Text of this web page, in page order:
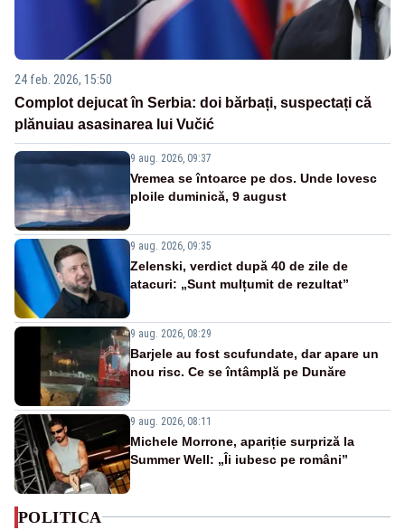
24 feb. 2026, 15:50
Complot dejucat în Serbia: doi bărbați, suspectați că
plănuiau asasinarea lui Vučić
9 aug. 2026, 09:37
Vremea se întoarce pe dos. Unde lovesc
ploile duminică, 9 august
9 aug. 2026, 09:35
Zelenski, verdict după 40 de zile de
atacuri: „Sunt mulțumit de rezultat”
9 aug. 2026, 08:29
Barjele au fost scufundate, dar apare un
nou risc. Ce se întâmplă pe Dunăre
9 aug. 2026, 08:11
Michele Morrone, apariție surpriză la
Summer Well: „Îi iubesc pe români”
POLITICA